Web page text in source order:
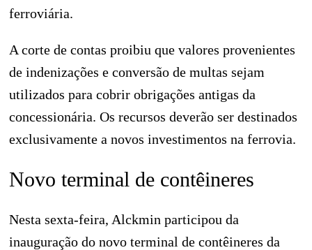
ferroviária.
A corte de contas proibiu que valores provenientes
de indenizações e conversão de multas sejam
utilizados para cobrir obrigações antigas da
concessionária. Os recursos deverão ser destinados
exclusivamente a novos investimentos na ferrovia.
Novo terminal de contêineres
Nesta sexta-feira, Alckmin participou da
inauguração do novo terminal de contêineres da